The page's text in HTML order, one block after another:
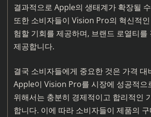
결과적으로 Apple의 생태계가 확장될
또한 소비자들이 Vision Pro의 혁신적
험할 기회를 제공하며, 브랜드 로열티를
제공합니다.
결국 소비자들에게 중요한 것은 가격 대
Apple이 Vision Pro를 시장에 성공적으
위해서는 충분히 경제적이고 합리적인
합니다. 이에 따라 소비자들이 제품의